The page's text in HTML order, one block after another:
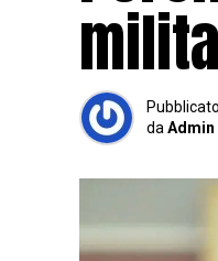
Pubblicato
da Admin